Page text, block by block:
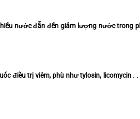
nước đẫn đến giảm lượng nước trong
điều trị viêm, phù như tylosin, licomycin